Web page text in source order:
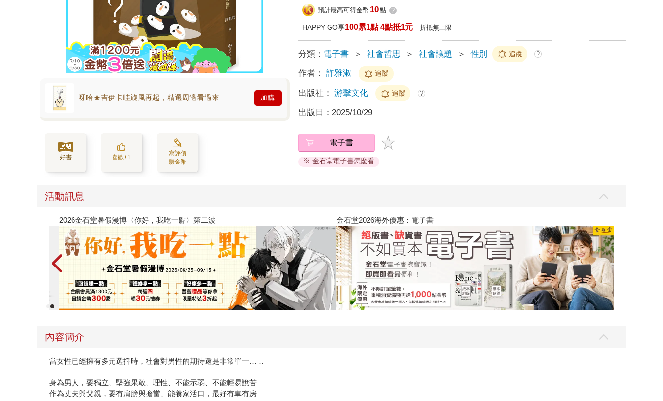
呀哈★吉伊卡哇旋風再起，精選周邊看過來 加購
好書 喜歡+1
寫評價
賺金幣
預計最高可得金幣 10點 ?
HAPPY GO享100累1點 4點抵1元 折抵無上限
分類： 電子書 ＞ 社會哲思 ＞ 社會議題 ＞ 性別 追蹤 ?
作者： 許雅淑 追蹤
出版社： 游擊文化 追蹤 ?
出版日： 2025/10/29
電子書
※ 金石堂電子書怎麼看
活動訊息
春光ｘ奇幻基地｜全書系展 2026金石堂暑假漫博〈你好，我吃一點〉第二波
內容簡介
當女性已經擁有多元選擇時，社會對男性的期待還是非常單一……
身為男人，要獨立、堅強果敢、理性、不能示弱、不能輕易說苦
作為丈夫與父親，要有肩膀與擔當、能養家活口，最好有車有房